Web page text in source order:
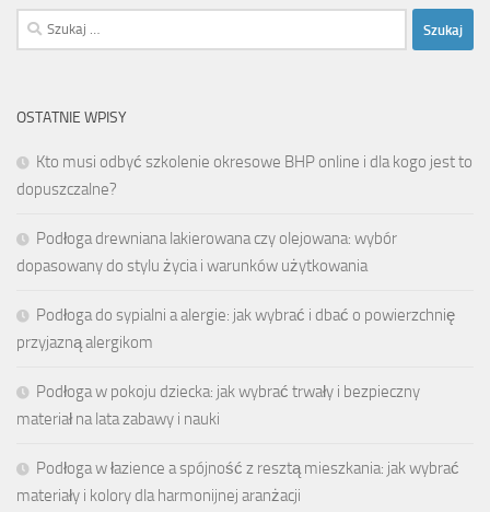
Szukaj:
OSTATNIE WPISY
Kto musi odbyć szkolenie okresowe BHP online i dla kogo jest to
dopuszczalne?
Podłoga drewniana lakierowana czy olejowana: wybór
dopasowany do stylu życia i warunków użytkowania
Podłoga do sypialni a alergie: jak wybrać i dbać o powierzchnię
przyjazną alergikom
Podłoga w pokoju dziecka: jak wybrać trwały i bezpieczny
materiał na lata zabawy i nauki
Podłoga w łazience a spójność z resztą mieszkania: jak wybrać
materiały i kolory dla harmonijnej aranżacji